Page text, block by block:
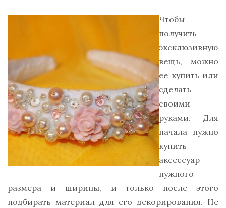
Чтобы
получить
эксклюзивную
вещь, можно
ее купить или
сделать
своими
руками. Для
начала нужно
купить
аксессуар
нужного
размера и ширины, и только после этого
подбирать материал для его декорирования. Не